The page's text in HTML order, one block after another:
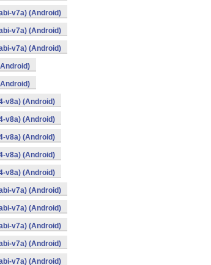
v7a) (Android)
v7a) (Android)
v7a) (Android)
v8a) (Android)
v8a) (Android)
v8a) (Android)
v8a) (Android)
v8a) (Android)
v7a) (Android)
v7a) (Android)
v7a) (Android)
v7a) (Android)
v7a) (Android)